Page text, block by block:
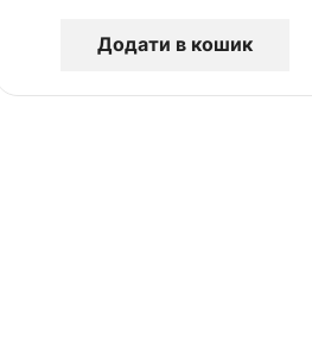
Додати в кошик